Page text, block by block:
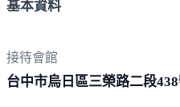
基本資料
接待會館
台中市烏日區三榮路二段